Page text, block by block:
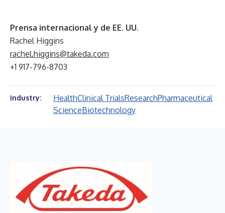
Prensa internacional y de EE. UU.
Rachel Higgins
rachel.higgins@takeda.com
+1 917-796-8703
Industry: HealthClinical TrialsResearchPharmaceutical
ScienceBiotechnology